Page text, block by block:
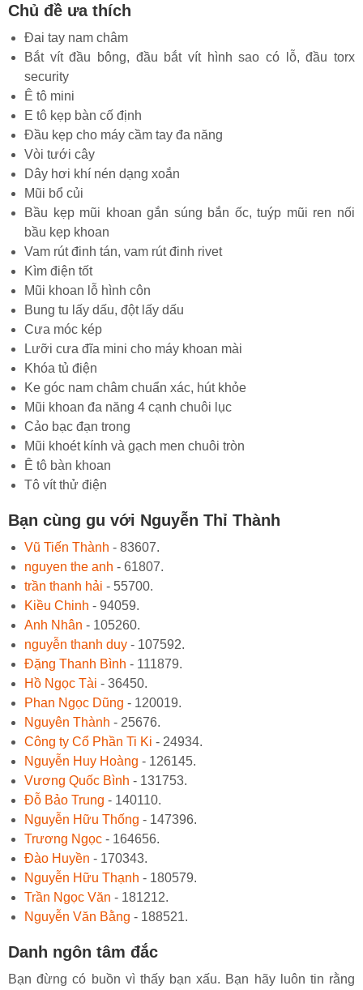
Chủ đề ưa thích
Đai tay nam châm
Bắt vít đầu bông, đầu bắt vít hình sao có lỗ, đầu torx
security
Ê tô mini
E tô kẹp bàn cố định
Đầu kẹp cho máy cầm tay đa năng
Vòi tưới cây
Dây hơi khí nén dạng xoắn
Mũi bổ củi
Bầu kẹp mũi khoan gắn súng bắn ốc, tuýp mũi ren nối
bầu kẹp khoan
Vam rút đinh tán, vam rút đinh rivet
Kìm điện tốt
Mũi khoan lỗ hình côn
Bung tu lấy dấu, đột lấy dấu
Cưa móc kép
Lưỡi cưa đĩa mini cho máy khoan mài
Khóa tủ điện
Ke góc nam châm chuẩn xác, hút khỏe
Mũi khoan đa năng 4 cạnh chuôi lục
Cảo bạc đạn trong
Mũi khoét kính và gạch men chuôi tròn
Ê tô bàn khoan
Tô vít thử điện
Bạn cùng gu với Nguyễn Thỉ Thành
Vũ Tiến Thành - 83607.
nguyen the anh - 61807.
trần thanh hải - 55700.
Kiều Chinh - 94059.
Anh Nhân - 105260.
nguyễn thanh duy - 107592.
Đặng Thanh Bình - 111879.
Hồ Ngọc Tài - 36450.
Phan Ngọc Dũng - 120019.
Nguyên Thành - 25676.
Công ty Cổ Phần Ti Ki - 24934.
Nguyễn Huy Hoàng - 126145.
Vương Quốc Bình - 131753.
Đỗ Bảo Trung - 140110.
Nguyễn Hữu Thống - 147396.
Trương Ngọc - 164656.
Đào Huyền - 170343.
Nguyễn Hữu Thạnh - 180579.
Trần Ngọc Văn - 181212.
Nguyễn Văn Bằng - 188521.
Danh ngôn tâm đắc
Bạn đừng có buồn vì thấy bạn xấu. Bạn hãy luôn tin rằng